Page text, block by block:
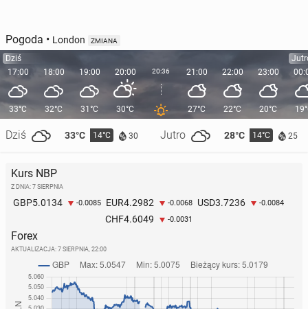
Pogoda • London ZMIANA
Dziś
17:00
33°C
Dziś 33°C 14°C 30 Jutro 28°C 14°C 25
18:00
32°C
19:00
31°C
20:00
30°C
20:36 21:00
27°C
22:00
22°C
23:00
20°C
Kurs NBP
Z DNIA: 7 SIERPNIA
GBP5.0134 -0.0085 EUR4.2982 -0.0068 USD3.7236 -0.0084
CHF4.6049 -0.0031
Forex
AKTUALIZACJA: 7 SIERPNIA, 22:00